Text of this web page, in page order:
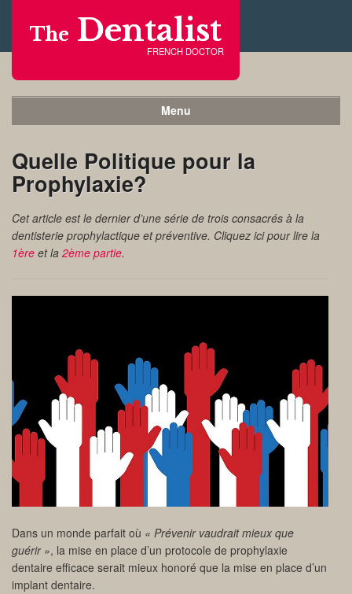
The Dentalist
FRENCH DOCTOR
Menu
Quelle Politique pour la
Prophylaxie?
Cet article est le dernier d’une série de trois consacrés à la
dentisterie prophylactique et préventive. Cliquez ici pour lire la
1ère et la 2ème partie.
Dans un monde parfait où « Prévenir vaudrait mieux que
guérir », la mise en place d’un protocole de prophylaxie
dentaire efficace serait mieux honoré que la mise en place d’un
implant dentaire.